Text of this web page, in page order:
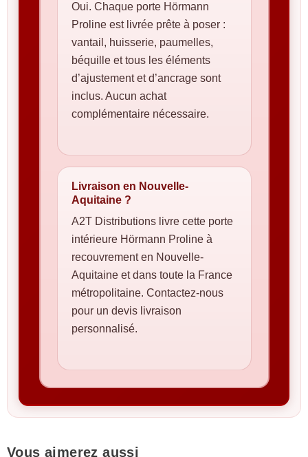
Oui. Chaque porte Hörmann
Proline est livrée prête à poser :
vantail, huisserie, paumelles,
béquille et tous les éléments
d’ajustement et d’ancrage sont
inclus. Aucun achat
complémentaire nécessaire.
Livraison en Nouvelle-
Aquitaine ?
A2T Distributions livre cette porte
intérieure Hörmann Proline à
recouvrement en Nouvelle-
Aquitaine et dans toute la France
métropolitaine. Contactez-nous
pour un devis livraison
personnalisé.
Vous aimerez aussi